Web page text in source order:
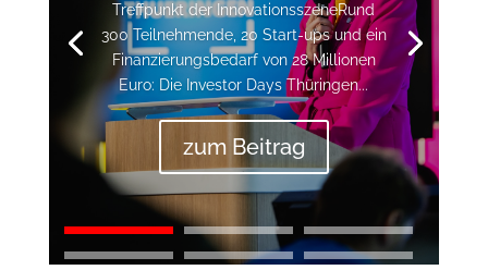
Treffpunkt der InnovationsszeneRund
300 Teilnehmende, 20 Start-ups und ein
Finanzierungsbedarf von 28 Millionen
Euro: Die Investor Days Thüringen...
zum Beitrag